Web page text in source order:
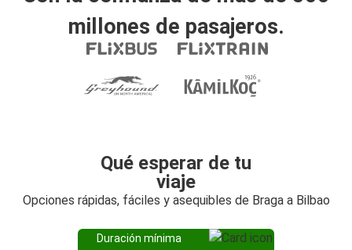
millones de pasajeros.
Qué esperar de tu
viaje
Opciones rápidas, fáciles y asequibles de Braga a Bilbao
Duración mínima